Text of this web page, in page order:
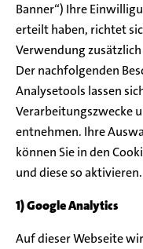
Banner“) Ihre
erteilt haben, richtet
Verwendung zusätzlich
Der nachfolgenden
Analysetools lassen
Verarbeitungszwecke
entnehmen. Ihre
können Sie in den
und diese so aktivieren.
1) Google Analytics
Auf dieser Webseite